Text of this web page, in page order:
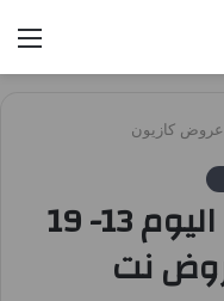
عروض كازيون
عروض كارفور قطر اليوم 13- 19